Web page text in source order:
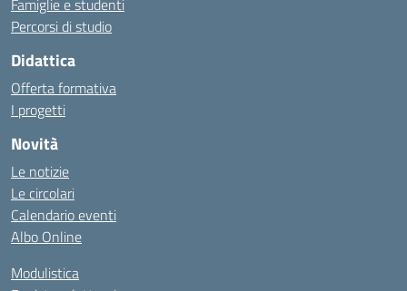
Famiglie e studenti
Percorsi di studio
Didattica
Offerta formativa
I progetti
Novità
Le notizie
Le circolari
Calendario eventi
Albo Online
Modulistica